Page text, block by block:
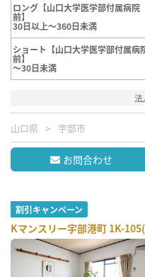
ロング【山口大学医学部付属病院
前】
30日以上～360日未満
ショート【山口大学医学部付属病
前】
～30日未満
法
山口県 宇部市
お問合わせ
割引キャンペーン
Kマンスリー宇部港町 1K-